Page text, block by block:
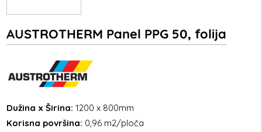
AUSTROTHERM Panel PPG 50, folija
Dužina x Širina: 1200 x 800mm
Korisna površina: 0,96 m2/ploča